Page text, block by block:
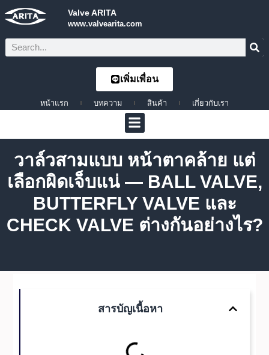
Valve ARITA
www.valvearita.com
เพิ่มเพื่อน
หน้าแรก บทความ สินค้า เกี่ยวกับเรา
วาล์วสามแบบ หน้าตาคล้าย แต่
เลือกผิดเจ็บแน่ — BALL VALVE,
BUTTERFLY VALVE และ
CHECK VALVE ต่างกันอย่างไร?
สารบัญเนื้อหา